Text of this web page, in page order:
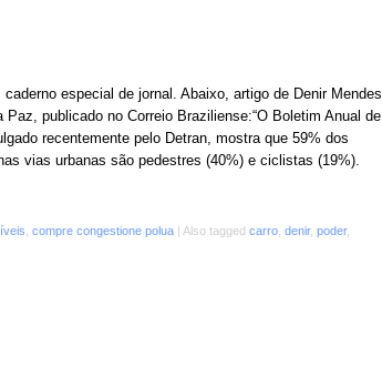
especial de jornal. Abaixo, artigo de Denir Mendes
Paz, publicado no Correio Braziliense:“O Boletim Anual de
recentemente pelo Detran, mostra que 59% dos
vias urbanas são pedestres (40%) e ciclistas (19%).
compre congestione polua | Also tagged carro denir, poder,